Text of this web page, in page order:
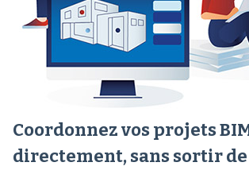
Coordonnez vos projets
directement, sans sortir